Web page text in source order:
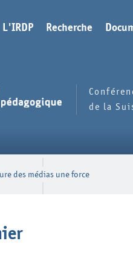
L'IRDP Recherche
de la
des médias une force